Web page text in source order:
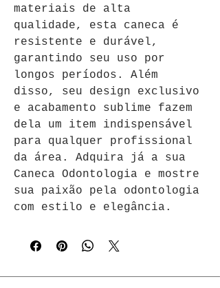
materiais de alta
qualidade, esta caneca é
resistente e durável,
garantindo seu uso por
longos períodos. Além
disso, seu design exclusivo
e acabamento sublime fazem
dela um item indispensável
para qualquer profissional
da área. Adquira já a sua
Caneca Odontologia e mostre
sua paixão pela odontologia
com estilo e elegância.